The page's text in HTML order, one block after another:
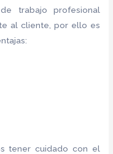
trabajo profesional
al cliente, por ello es
tener cuidado con el